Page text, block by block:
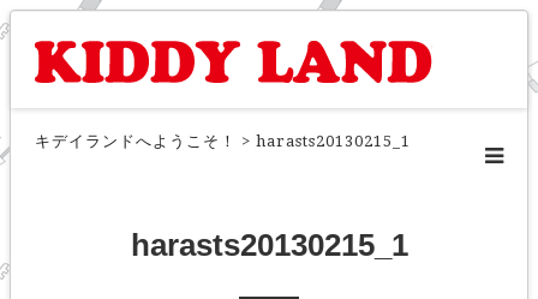
キデイランドへようこそ！ > harasts20130215_1
harasts20130215_1